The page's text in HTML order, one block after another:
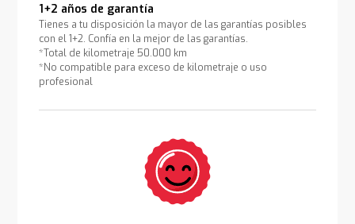
1+2 años de garantía
Tienes a tu disposición la mayor de las garantías posibles
con el 1+2. Confía en la mejor de las garantías.
*Total de kilometraje 50.000 km
*No compatible para exceso de kilometraje o uso
profesional